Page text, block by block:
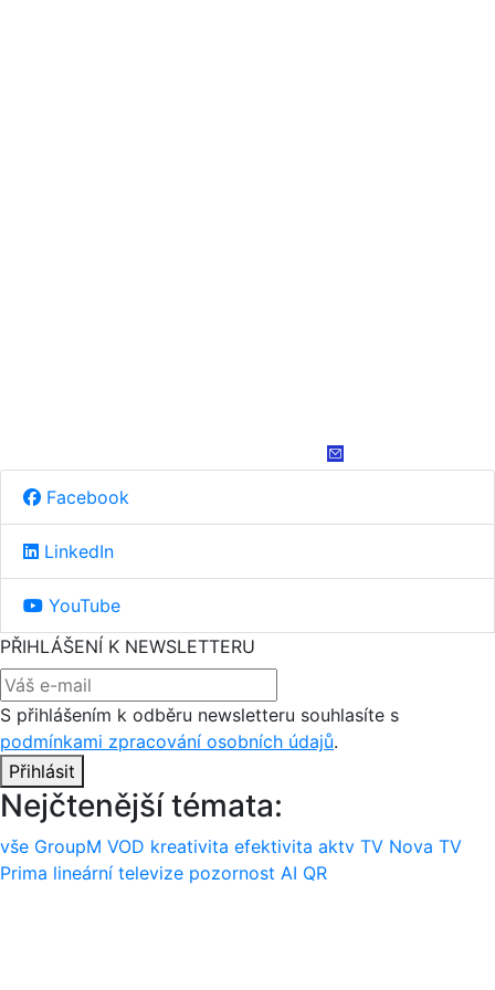
Facebook
LinkedIn
YouTube
PŘIHLÁŠENÍ K NEWSLETTERU
S přihlášením k odběru newsletteru souhlasíte s
podmínkami zpracování osobních údajů.
Přihlásit
Nejčtenější témata:
vše GroupM VOD kreativita efektivita aktv TV Nova TV
Prima lineární televize pozornost AI QR